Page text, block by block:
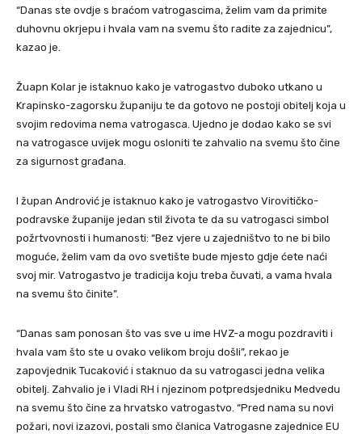
“Danas ste ovdje s braćom vatrogascima, želim vam da primite
duhovnu okrjepu i hvala vam na svemu što radite za zajednicu”,
kazao je.
Žuapn Kolar je istaknuo kako je vatrogastvo duboko utkano u
Krapinsko-zagorsku županiju te da gotovo ne postoji obitelj koja u
svojim redovima nema vatrogasca. Ujedno je dodao kako se svi
na vatrogasce uvijek mogu osloniti te zahvalio na svemu što čine
za sigurnost građana.
I župan Andrović je istaknuo kako je vatrogastvo Virovitičko-
podravske županije jedan stil života te da su vatrogasci simbol
požrtvovnosti i humanosti: “Bez vjere u zajedništvo to ne bi bilo
moguće, želim vam da ovo svetište bude mjesto gdje ćete naći
svoj mir. Vatrogastvo je tradicija koju treba čuvati, a vama hvala
na svemu što činite”.
“Danas sam ponosan što vas sve u ime HVZ-a mogu pozdraviti i
hvala vam što ste u ovako velikom broju došli”, rekao je
zapovjednik Tucaković i staknuo da su vatrogasci jedna velika
obitelj. Zahvalio je i Vladi RH i njezinom potpredsjedniku Medvedu
na svemu što čine za hrvatsko vatrogastvo. “Pred nama su novi
požari, novi izazovi, postali smo članica Vatrogasne zajednice EU